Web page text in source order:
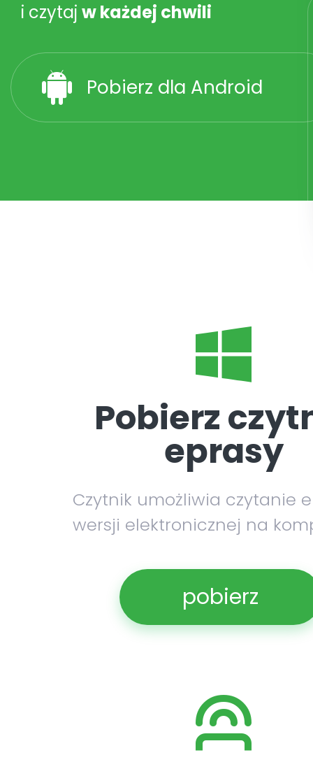
i czytaj w każdej chwili
Pobierz dla Android
Pobierz
eprasy
Czytnik umożliwia czytanie
wersji elektronicznej na
pobierz